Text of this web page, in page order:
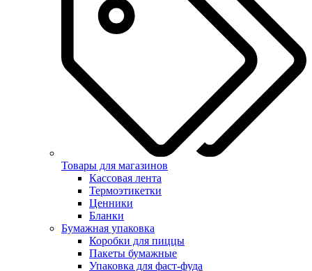
Товары для магазинов
Кассовая лента
Термоэтикетки
Ценники
Бланки
Бумажная упаковка
Коробки для пиццы
Пакеты бумажные
Упаковка для фаст-фуда